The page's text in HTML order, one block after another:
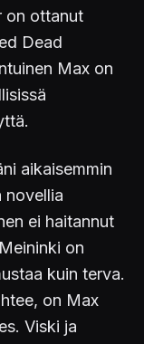
on ottanut
Dead
Max on
aikaisemmin
novellia
ei haitannut
on
kuin terva.
on Max
Viski ja